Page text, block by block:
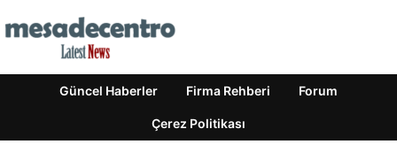
Güncel Haberler Firma Rehberi Forum
Çerez Politikası